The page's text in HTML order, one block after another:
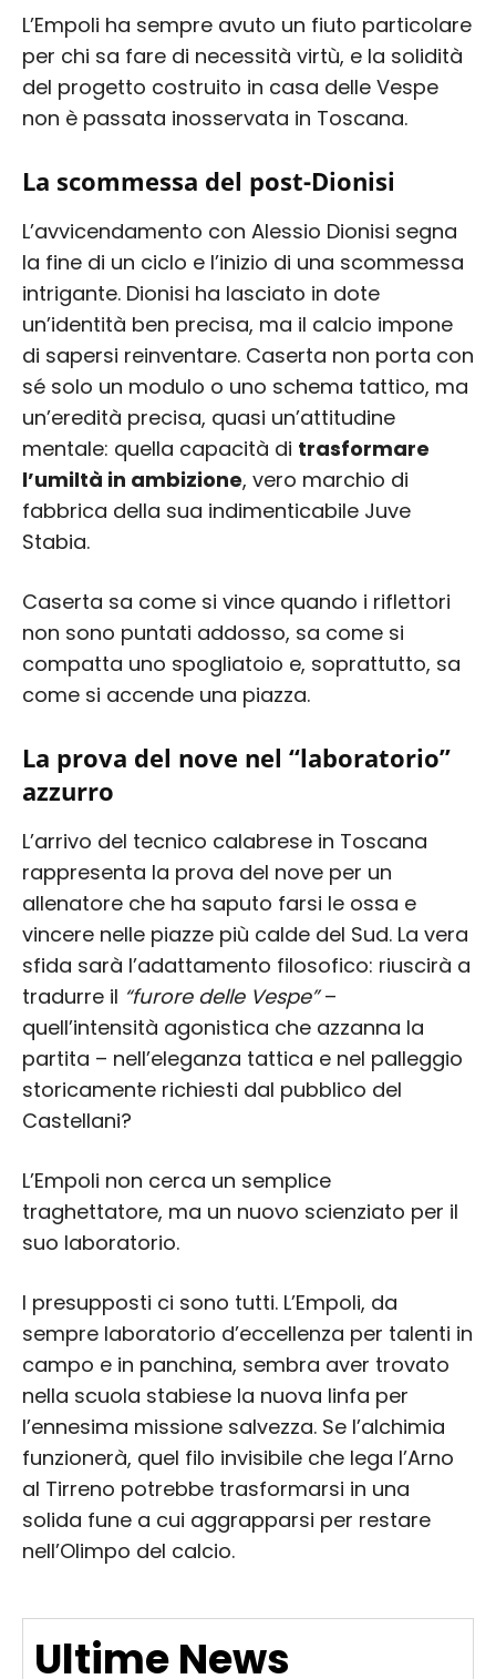
Ultime News
L’Empoli ha sempre avuto un fiuto particolare
per chi sa fare di necessità virtù, e la solidità
del progetto costruito in casa delle Vespe
non è passata inosservata in Toscana.
La scommessa del post-Dionisi
L’avvicendamento con Alessio Dionisi segna
la fine di un ciclo e l’inizio di una scommessa
intrigante. Dionisi ha lasciato in dote
un’identità ben precisa, ma il calcio impone
di sapersi reinventare. Caserta non porta con
sé solo un modulo o uno schema tattico, ma
un’eredità precisa, quasi un’attitudine
mentale: quella capacità di trasformare
l’umiltà in ambizione, vero marchio di
fabbrica della sua indimenticabile Juve
Stabia.
Caserta sa come si vince quando i riflettori
non sono puntati addosso, sa come si
compatta uno spogliatoio e, soprattutto, sa
come si accende una piazza.
La prova del nove nel “laboratorio”
azzurro
L’arrivo del tecnico calabrese in Toscana
rappresenta la prova del nove per un
allenatore che ha saputo farsi le ossa e
vincere nelle piazze più calde del Sud. La vera
sfida sarà l’adattamento filosofico: riuscirà a
tradurre il “furore delle Vespe”–
quell’intensità agonistica che azzanna la
partita – nell’eleganza tattica e nel palleggio
storicamente richiesti dal pubblico del
Castellani?
L’Empoli non cerca un semplice
traghettatore, ma un nuovo scienziato per il
suo laboratorio.
I presupposti ci sono tutti. L’Empoli, da
sempre laboratorio d’eccellenza per talenti in
campo e in panchina, sembra aver trovato
nella scuola stabiese la nuova linfa per
l’ennesima missione salvezza. Se l’alchimia
funzionerà, quel filo invisibile che lega l’Arno
al Tirreno potrebbe trasformarsi in una
solida fune a cui aggrapparsi per restare
nell’Olimpo del calcio.